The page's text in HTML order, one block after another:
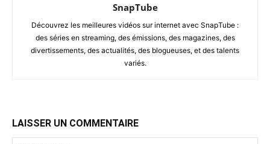
SnapTube
Découvrez les meilleures vidéos sur internet avec SnapTube :
des séries en streaming, des émissions, des magazines, des
divertissements, des actualités, des blogueuses, et des talents
variés.
LAISSER UN COMMENTAIRE